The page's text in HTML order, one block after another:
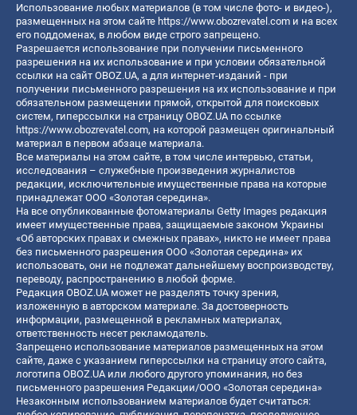
Использование любых материалов (в том числе фото- и видео-),
размещенных на этом сайте https://www.obozrevatel.com и на всех
его поддоменах, в любом виде строго запрещено.
Разрешается использование при получении письменного
разрешения на их использование и при условии обязательной
ссылки на сайт OBOZ.UA, а для интернет-изданий - при
получении письменного разрешения на их использование и при
обязательном размещении прямой, открытой для поисковых
систем, гиперссылки на страницу OBOZ.UA по ссылке
https://www.obozrevatel.com, на которой размещен оригинальный
материал в первом абзаце материала.
Все материалы на этом сайте, в том числе интервью, статьи,
исследования – служебные произведения журналистов
редакции, исключительные имущественные права на которые
принадлежат ООО «Золотая середина».
На все опубликованные фотоматериалы Getty Images редакция
имеет имущественные права, защищаемые законом Украины
«Об авторских правах и смежных правах», никто не имеет права
без письменного разрешения ООО «Золотая середина» их
использовать, они не подлежат дальнейшему воспроизводству,
переводу, распространению в любой форме.
Редакция OBOZ.UA может не разделять точку зрения,
изложенную в авторском материале. За достоверность
информации, размещенной в рекламных материалах,
ответственность несет рекламодатель.
Запрещено использование материалов размещенных на этом
сайте, даже с указанием гиперссылки на страницу этого сайта,
логотипа OBOZ.UA или любого другого упоминания, но без
письменного разрешения Редакции/ООО «Золотая середина»
Незаконным использованием материалов будет считаться: